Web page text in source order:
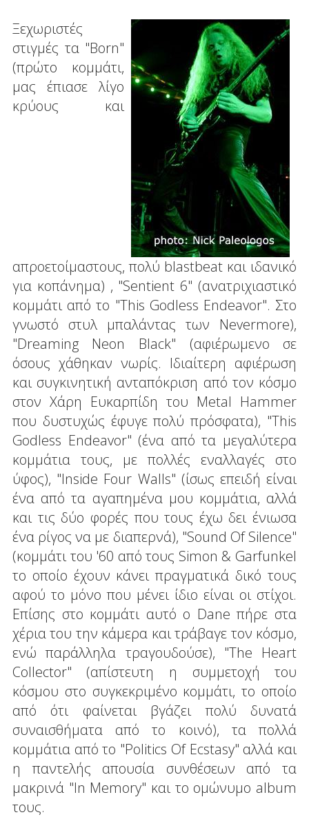
Ξεχωριστές
στιγμές τα "Born"
(πρώτο κομμάτι,
μας έπιασε λίγο
κρύους και
απροετοίμαστους, πολύ blastbeat και ιδανικό
για κοπάνημα) , "Sentient 6" (ανατριχιαστικό
κομμάτι από το "This Godless Endeavor". Στο
γνωστό στυλ μπαλάντας των Nevermore),
"Dreaming Neon Black" (αφιέρωμενο σε
όσους χάθηκαν νωρίς. Ιδιαίτερη αφιέρωση
και συγκινητική ανταπόκριση από τον κόσμο
στον Χάρη Ευκαρπίδη του Metal Hammer
που δυστυχώς έφυγε πολύ πρόσφατα), "This
Godless Endeavor" (ένα από τα μεγαλύτερα
κομμάτια τους, με πολλές εναλλαγές στο
ύφος), "Inside Four Walls" (ίσως επειδή είναι
ένα από τα αγαπημένα μου κομμάτια, αλλά
και τις δύο φορές που τους έχω δει ένιωσα
ένα ρίγος να με διαπερνά), "Sound Of Silence"
(κομμάτι του '60 από τους Simon & Garfunkel
το οποίο έχουν κάνει πραγματικά δικό τους
αφού το μόνο που μένει ίδιο είναι οι στίχοι.
Επίσης στο κομμάτι αυτό ο Dane πήρε στα
χέρια του την κάμερα και τράβαγε τον κόσμο,
ενώ παράλληλα τραγουδούσε), "The Heart
Collector" (απίστευτη η συμμετοχή του
κόσμου στο συγκεκριμένο κομμάτι, το οποίο
από ότι φαίνεται βγάζει πολύ δυνατά
συναισθήματα από το κοινό), τα πολλά
κομμάτια από το "Politics Of Ecstasy" αλλά και
η παντελής απουσία συνθέσεων από τα
μακρινά "In Memory" και το ομώνυμο album
τους.